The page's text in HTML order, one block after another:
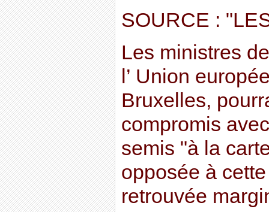
SOURCE :
Les ministres
l’ Union
Bruxelles,
compromis
semis "à la
opposée à
retrouvée